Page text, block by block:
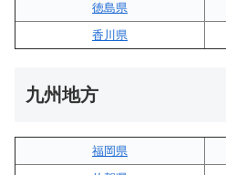
徳島県
香川県
九州地方
福岡県